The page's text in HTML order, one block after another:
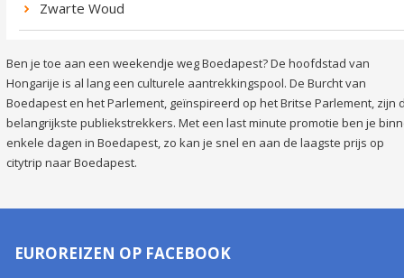
Zwarte Woud
Ben je toe aan een weekendje weg Boedapest? De hoofdstad van
Hongarije is al lang een culturele aantrekkingspool. De Burcht van
Boedapest en het Parlement, geïnspireerd op het Britse Parlement, zijn
belangrijkste publiekstrekkers. Met een last minute promotie ben je
enkele dagen in Boedapest, zo kan je snel en aan de laagste prijs op
citytrip naar Boedapest.
EUROREIZEN OP FACEBOOK